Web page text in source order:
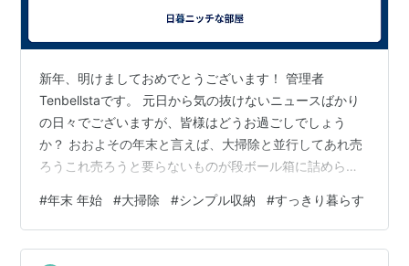
新年、明けましておめでとうございます！ 管理者
Tenbellstaです。 元日から気の抜けないニュースばかり
の日々でございますが、皆様はどうお過ごしでしょう
か？ おおよその年末と言えば、大掃除と並行してあれ売
ろうこれ売ろうと要らないものが段ボール箱に詰められ
に起こる自然の摂理であります。 私としましても皆様と
時を同じくして片付けをしていたわけですが、前々から
売りたかったものを計画性もなくリサイクルショップに
#年末 年始 #大掃除 #シンプル収納 #すっきり暮らす